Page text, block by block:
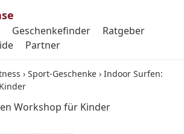
Geschenkefinder
Ratgeber
Partner
› Sport-Geschenke › Indoor Surfen:
Workshop für Kinder